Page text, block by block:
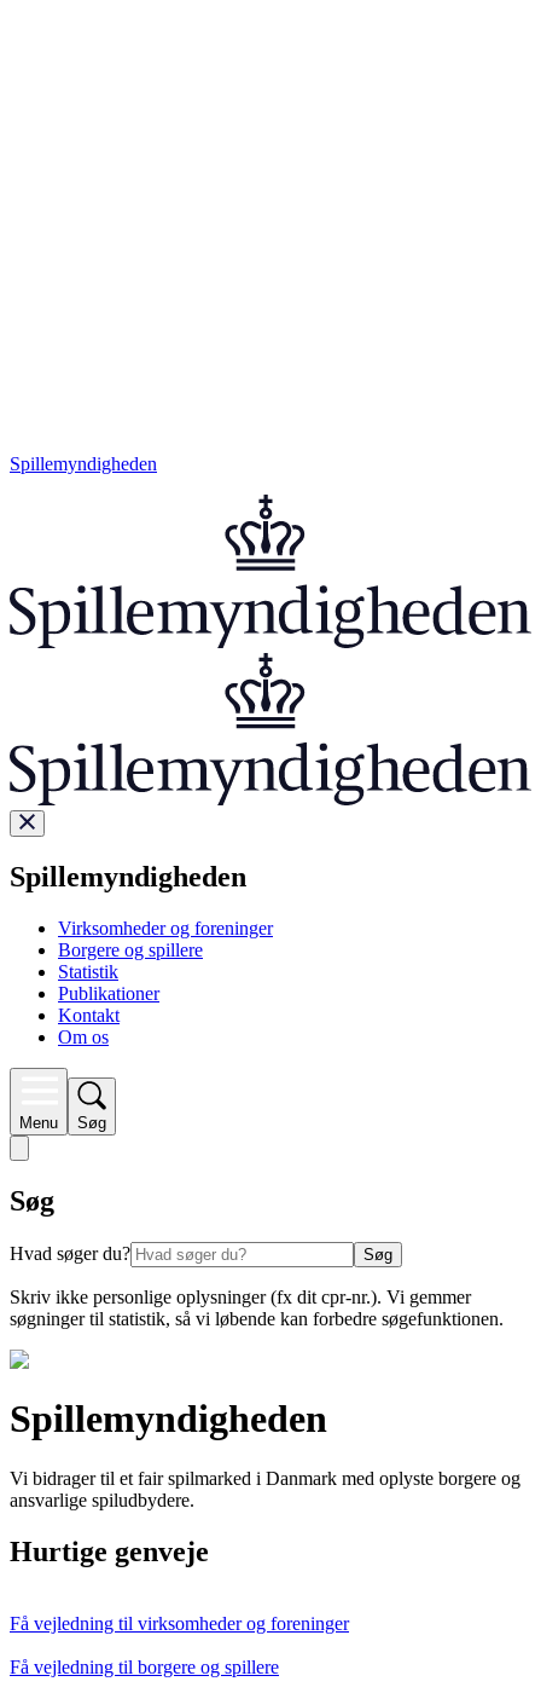
Spillemyndigheden
Spillemyndigheden
Virksomheder og foreninger
Borgere og spillere
Statistik
Publikationer
Kontakt
Om os
Menu Søg
Søg
Hvad søger du? Søg
Skriv ikke personlige oplysninger (fx dit cpr-nr.). Vi gemmer
søgninger til statistik, så vi løbende kan forbedre søgefunktionen.
Spillemyndigheden
Vi bidrager til et fair spilmarked i Danmark med oplyste borgere og
ansvarlige spiludbydere.
Hurtige genveje
Få vejledning til virksomheder og foreninger
Få vejledning til borgere og spillere